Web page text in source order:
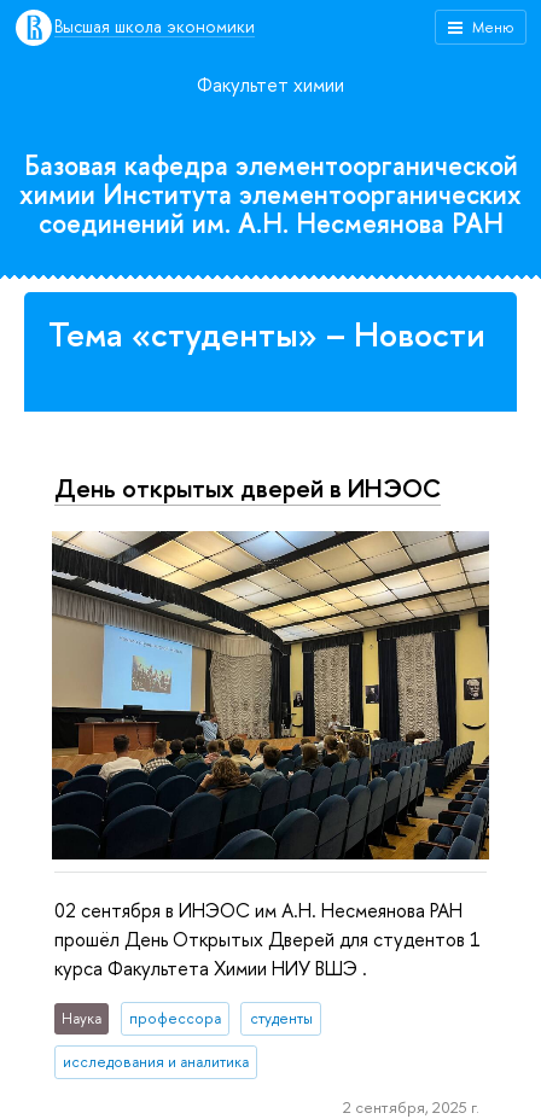
Меню
Высшая школа экономики
Факультет химии
Базовая кафедра элементоорганической
химии Института элементоорганических
соединений им. А.Н. Несмеянова РАН
Тема «студенты» – Новости
День открытых дверей в ИНЭОС
02 сентября в ИНЭОС им А.Н. Несмеянова РАН
прошёл День Открытых Дверей для студентов 1
курса Факультета Химии НИУ ВШЭ .
Наука профессора студенты
исследования и аналитика
2 сентября, 2025 г.